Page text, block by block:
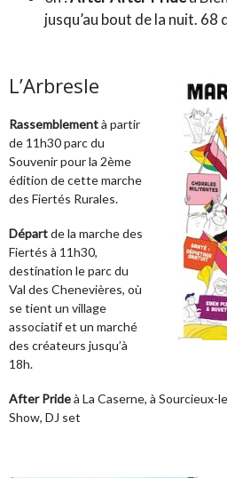
jusqu’au bout de la nuit. 68
L’Arbresle
Rassemblementà partir
de 11h30 parc du
Souvenir pour la 2ème
édition de cette marche
des Fiertés Rurales.
Départde la marche des
Fiertés à 11h30,
destination le parc du
Val des Chenevières, où
se tient un village
associatif et un marché
des créateurs jusqu’à
18h.
After Prideà La Caserne, à Sourcieux-
Show, DJ set